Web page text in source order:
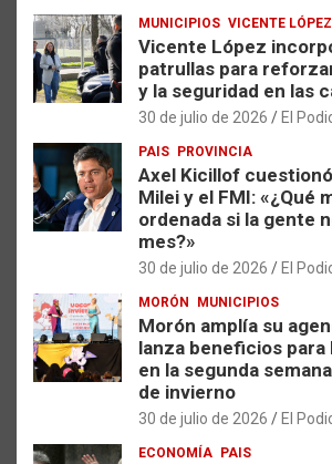
MUNICIPIOS VICENTE LÓPEZ
Vicente López
patrullas para
y la seguridad en las
30 de julio de 2026 El
PAIS PROVINCIA
Axel Kicillof
Milei y el FMI: «¿Qué
ordenada si la gente
mes?»
30 de julio de 2026 El
MORÓN MUNICIPIOS
Morón amplía su
lanza beneficios
en la segunda
de invierno
30 de julio de 2026 El
ECONOMÍA PAIS